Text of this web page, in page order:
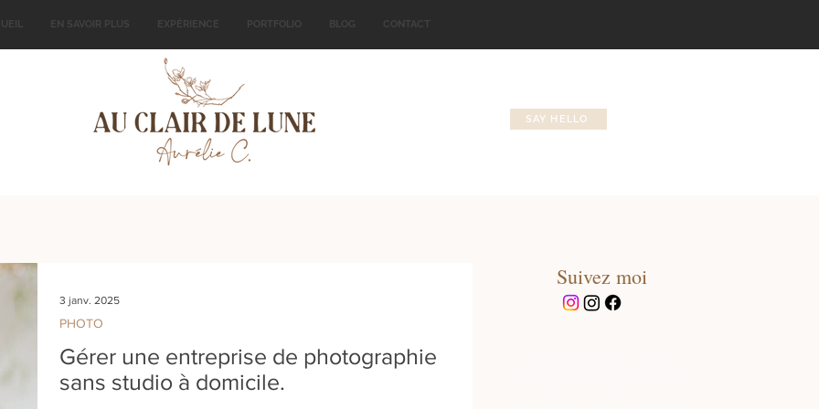
EN SAVOIR PLUS EXPÉRIENCE PORTFOLIO BLOG CONTACT
SAY HELLO
Gérer une entreprise de photographie
sans studio à domicile.
PHOTO
3 janv. 2025
Suivez moi